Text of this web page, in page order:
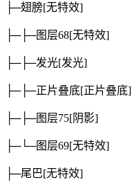
├─翅膀[无特效]
├─├─图层68[无特效]
├─├─发光[发光]
├─├─正片叠底[正片叠底]
├─├─图层75[阴影]
├─└─图层69[无特效]
├─尾巴[无特效]